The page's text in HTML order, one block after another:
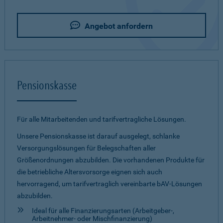
Angebot anfordern
Pensionskasse
Für alle Mitarbeitenden und tarifvertragliche Lösungen.
Unsere Pensionskasse ist darauf ausgelegt, schlanke
Versorgungslösungen für Belegschaften aller
Größenordnungen abzubilden. Die vorhandenen Produkte für
die betriebliche Altersvorsorge eignen sich auch
hervorragend, um tarifvertraglich vereinbarte bAV-Lösungen
abzubilden.
Ideal für alle Finanzierungsarten (Arbeitgeber-,
Arbeitnehmer- oder Mischfinanzierung)